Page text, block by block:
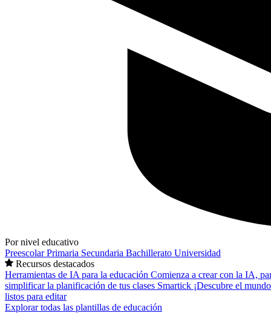
Por nivel educativo
PreescolarPrimaria Secundaria Bachillerato Universidad
Recursos destacados
Herramientas de IA para la educación Comienza a crear con la IA,
simplificar la planificación de tus clases Smartick ¡Descubre el
listos para editar
Explorar todas las plantillas de educación